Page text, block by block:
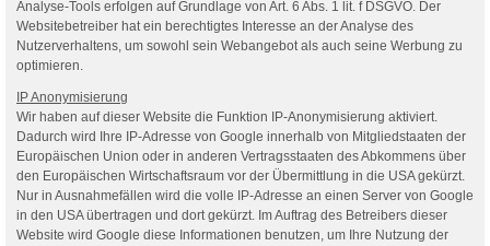
Analyse-Tools erfolgen auf Grundlage von Art. 6 Abs. 1 lit. f DSGVO. Der
Websitebetreiber hat ein berechtigtes Interesse an der Analyse des
Nutzerverhaltens, um sowohl sein Webangebot als auch seine Werbung zu
optimieren.
IP Anonymisierung
Wir haben auf dieser Website die Funktion IP-Anonymisierung aktiviert.
Dadurch wird Ihre IP-Adresse von Google innerhalb von Mitgliedstaaten der
Europäischen Union oder in anderen Vertragsstaaten des Abkommens über
den Europäischen Wirtschaftsraum vor der Übermittlung in die USA gekürzt.
Nur in Ausnahmefällen wird die volle IP-Adresse an einen Server von Google
in den USA übertragen und dort gekürzt. Im Auftrag des Betreibers dieser
Website wird Google diese Informationen benutzen, um Ihre Nutzung der